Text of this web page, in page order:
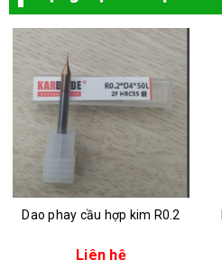
Dao phay cầu hợp kim R0.2
Liên hệ